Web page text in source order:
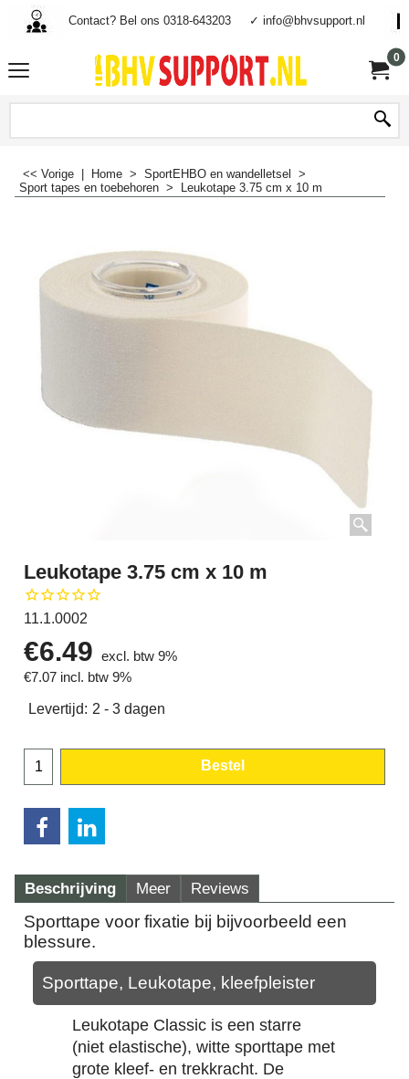
Contact? Bel ons 0318-643203 ✓ info@bhvsupport.nl
0
<< Vorige Home > SportEHBO en wandelletsel
>
Sport tapes en toebehoren > Leukotape 3.75 cm x 10 m
Leukotape 3.75 cm x 10 m
11.1.0002
€6.49
excl. btw 9%
€7.07 incl. btw 9%
Levertijd: 2 - 3 dagen
Bestel
Beschrijving Meer Reviews
Sporttape voor fixatie bij bijvoorbeeld een
blessure.
Sporttape, Leukotape, kleefpleister
Leukotape Classic is een starre
(niet elastische), witte sporttape met
grote kleef- en trekkracht. De